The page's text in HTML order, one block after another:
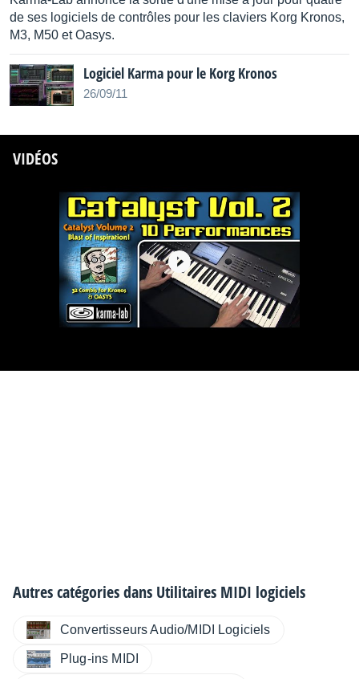
de ses logiciels de contrôles pour les claviers Korg Kronos,
M3, M50 et Oasys.
Logiciel Karma pour le Korg Kronos
26/09/11
VIDÉOS
Autres catégories dans Utilitaires MIDI logiciels
Convertisseurs Audio/MIDI Logiciels
Plug-ins MIDI